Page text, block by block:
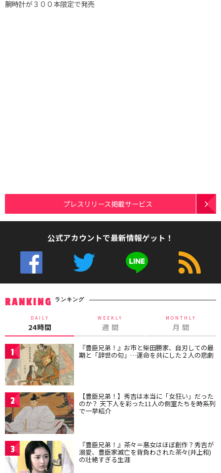
腕時計が３００本限定で発売
プレスリリース掲載サービス
公式アカウントで最新情報ゲット！
RANKING ランキング
DAILY
24時間
WEEKLY
週 間
MONTHLY
月 間
1 『豊臣兄弟！』お市と柴田勝家、自刃しての最
期と「辞世の句」…運命を共にした２人の悲劇
2 【豊臣兄弟！】秀吉は本当に「女狂い」だった
のか？ 天下人を彩った11人の側室たちを時系列
で一挙紹介
3 『豊臣兄弟！』茶々＝悪女はほぼ創作？秀吉が
溺愛、豊臣家滅亡を背負わされた茶々(井上和)
の壮絶すぎる生涯